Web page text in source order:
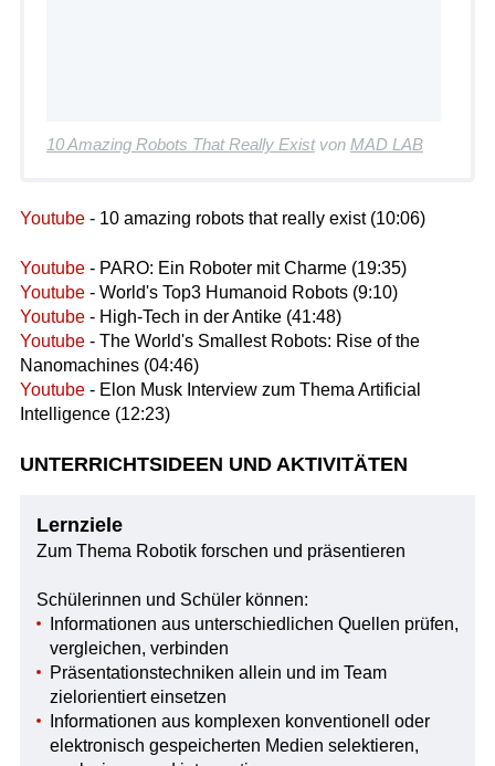
10 Amazing Robots That Really Existvon MAD LAB
Youtube- 10 amazing robots that really exist (10:06)
Youtube- PARO: Ein Roboter mit Charme (19:35)
Youtube- World's Top3 Humanoid Robots (9:10)
Youtube- High-Tech in der Antike (41:48)
Youtube- The World's Smallest Robots: Rise of the
Nanomachines (04:46)
Youtube- Elon Musk Interview zum Thema Artificial
Intelligence (12:23)
UNTERRICHTSIDEEN UND AKTIVITÄTEN
Lernziele
Zum Thema Robotik forschen und präsentieren
Schülerinnen und Schüler können:
Informationen aus unterschiedlichen Quellen prüfen,
vergleichen, verbinden
Präsentationstechniken allein und im Team
zielorientiert einsetzen
Informationen aus komplexen konventionell oder
elektronisch gespeicherten Medien selektieren,